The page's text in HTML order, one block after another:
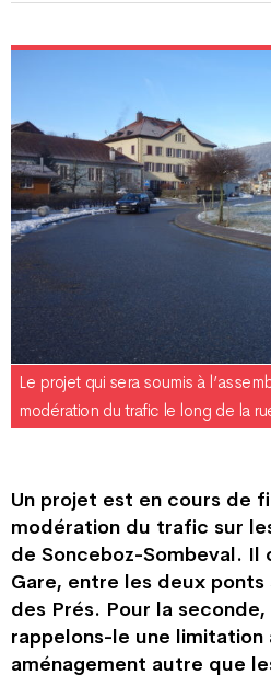
Le projet qui sera soumis à
modération du trafic le long de la
Un projet est en cours de
modération du trafic sur
de Sonceboz-Sombeval. Il
Gare, entre les deux
des Prés. Pour la
rappelons-le une limitation
aménagement autre que